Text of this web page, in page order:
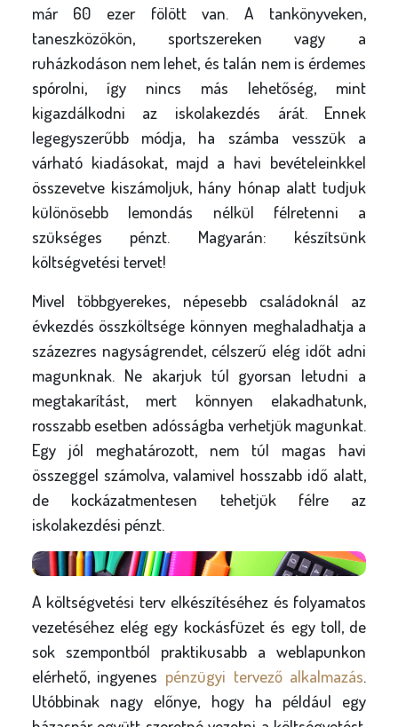
már 60 ezer fölött van. A tankönyveken,
taneszközökön, sportszereken vagy a
ruházkodáson nem lehet, és talán nem is érdemes
spórolni, így nincs más lehetőség, mint
kigazdálkodni az iskolakezdés árát. Ennek
legegyszerűbb módja, ha számba vesszük a
várható kiadásokat, majd a havi bevételeinkkel
összevetve kiszámoljuk, hány hónap alatt tudjuk
különösebb lemondás nélkül félretenni a
szükséges pénzt. Magyarán: készítsünk
költségvetési tervet!
Mivel többgyerekes, népesebb családoknál az
évkezdés összköltsége könnyen meghaladhatja a
százezres nagyságrendet, célszerű elég időt adni
magunknak. Ne akarjuk túl gyorsan letudni a
megtakarítást, mert könnyen elakadhatunk,
rosszabb esetben adósságba verhetjük magunkat.
Egy jól meghatározott, nem túl magas havi
összeggel számolva, valamivel hosszabb idő alatt,
de kockázatmentesen tehetjük félre az
iskolakezdési pénzt.
A költségvetési terv elkészítéséhez és folyamatos
vezetéséhez elég egy kockásfüzet és egy toll, de
sok szempontból praktikusabb a weblapunkon
elérhető, ingyenes pénzügyi tervező alkalmazás.
Utóbbinak nagy előnye, hogy ha például egy